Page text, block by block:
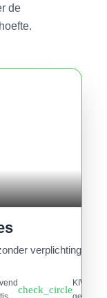
de
verplichtingen.
check_circle
KIWA